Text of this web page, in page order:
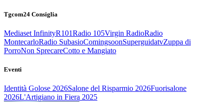
Tgcom24 Consiglia
Mediaset InfinityR101Radio 105Virgin RadioRadio
MontecarloRadio SubasioComingsoonSuperguidatvZuppa di
PorroNon SprecareCotto e Mangiato
Eventi
Identità Golose 2026Salone del Risparmio 2026Fuorisalone
2026L'Artigiano in Fiera 2025